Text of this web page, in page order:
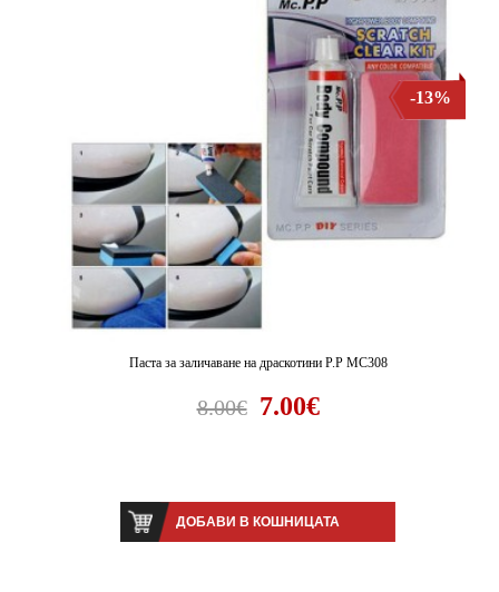
Паста за заличаване на драскотини P.P MC308
8.00€ 7.00€
-13%
ДОБАВИ В КОШНИЦАТА